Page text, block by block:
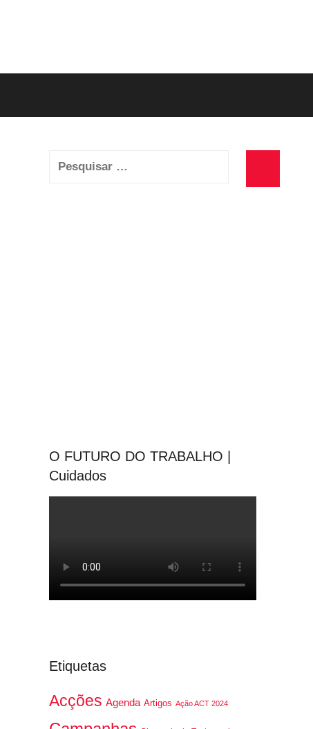
Pesquisar
O FUTURO DO TRABALHO |
Cuidados
Etiquetas
Acções Agenda Artigos Ação ACT 2024